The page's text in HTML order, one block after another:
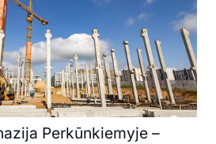
Perkūnkiemyje –